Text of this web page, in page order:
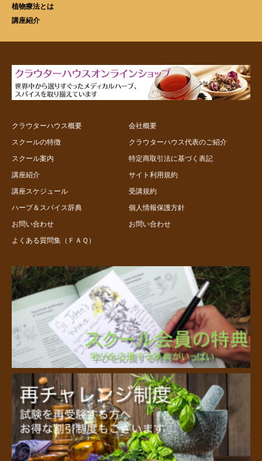
植物療法とは
講座紹介
クラウターハウス概要
スクールの特徴
スクール案内
講座紹介
講座スケジュール
ハーブ＆スパイス辞典
お問い合わせ
よくある質問集（ＦＡＱ）
会社概要
クラウターハウス代表のご紹介
特定商取引法に基づく表記
サイト利用規約
受講規約
個人情報保護方針
お問い合わせ